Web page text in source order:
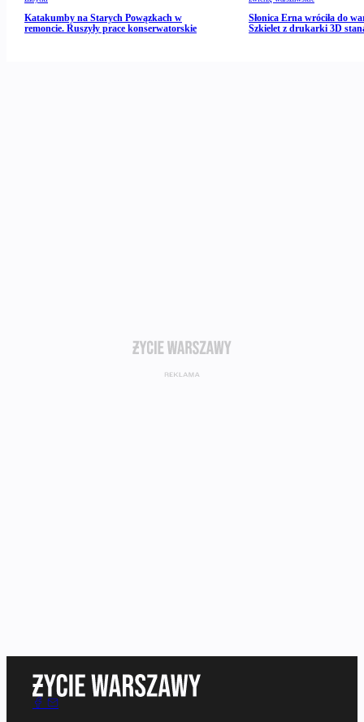
Katakumby na Starych Powązkach w
remoncie. Ruszyły prace konserwatorskie
Słonica Erna wróciła do
Szkielet z drukarki 3D